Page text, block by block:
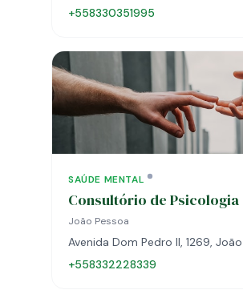
+558330351995
SAÚDE MENTAL
Consultório de Psicologia
João Pessoa
Avenida Dom Pedro II, 1269,
+558332228339